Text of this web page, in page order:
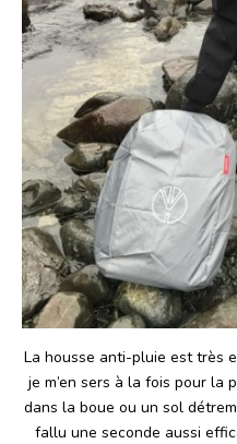
La housse anti-pluie est très
je m’en sers à la fois pour la
dans la boue ou un sol
fallu une seconde aussi